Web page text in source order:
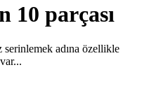
10 parçası
serinlemek adına özellikle